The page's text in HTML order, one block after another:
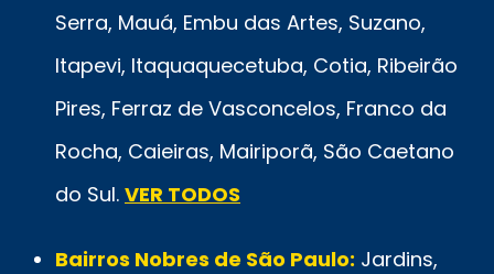
Serra, Mauá, Embu das Artes, Suzano,
Itapevi, Itaquaquecetuba, Cotia, Ribeirão
Pires, Ferraz de Vasconcelos, Franco da
Rocha, Caieiras, Mairiporã, São Caetano
do Sul. VER TODOS
Bairros Nobres de São Paulo: Jardins,